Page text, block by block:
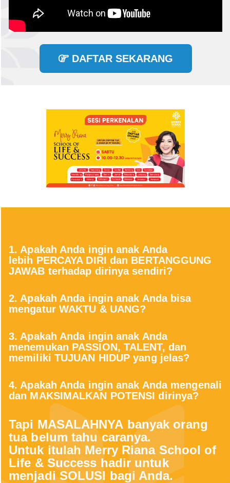
DAFTAR SEKARANG
1. Apakah Anda ingin anak Anda
lebih PERCAYA DIRI dan BERTANGGUNG
JAWAB terhadap dirinya sendiri?
2. Apakah Anda ingin anak Anda bisa
mengatur WAKTU & UANG?
3. Apakah Anda ingin anak Anda
menemukan PASSION, TALENT, dan
memiliki TUJUAN HIDUP yang jelas?
4. Apakah Anda ingin anak Anda mengenali
dan MAKSIMALKAN POTENSI dirinya?
Tapi MASALAHNYA banyak orang
tua belum tahu caranya.
Untuk itulah Merry Riana School of
Life & Success hadir untuk
menjadi SOLUSI bagi Anda.